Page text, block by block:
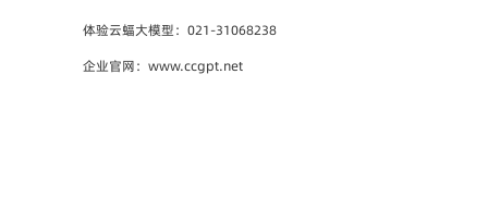
体验云蝠大模型：021-31068238
企业官网：www.ccgpt.net